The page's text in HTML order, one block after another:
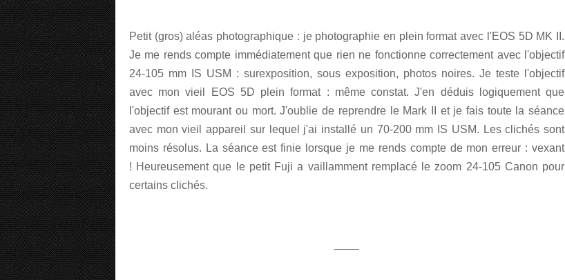
Petit (gros) aléas photographique : je photographie en plein format avec l'EOS 5D MK II.
Je me rends compte immédiatement que rien ne fonctionne correctement avec l'objectif
24-105 mm IS USM : surexposition, sous exposition, photos noires. Je teste l'objectif
avec mon vieil EOS 5D plein format : même constat. J'en déduis logiquement que
l'objectif est mourant ou mort. J'oublie de reprendre le Mark II et je fais toute la séance
avec mon vieil appareil sur lequel j'ai installé un 70-200 mm IS USM. Les clichés sont
moins résolus. La séance est finie lorsque je me rends compte de mon erreur : vexant
! Heureusement que le petit Fuji a vaillamment remplacé le zoom 24-105 Canon pour
certains clichés.